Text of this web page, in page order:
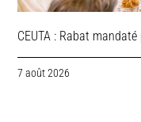
CEUTA : Rabat
7 août 2026